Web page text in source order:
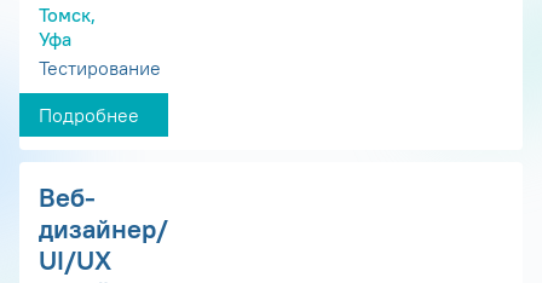
Томск,
Уфа
Тестирование
Подробнее
Веб-
дизайнер/
UI/UX